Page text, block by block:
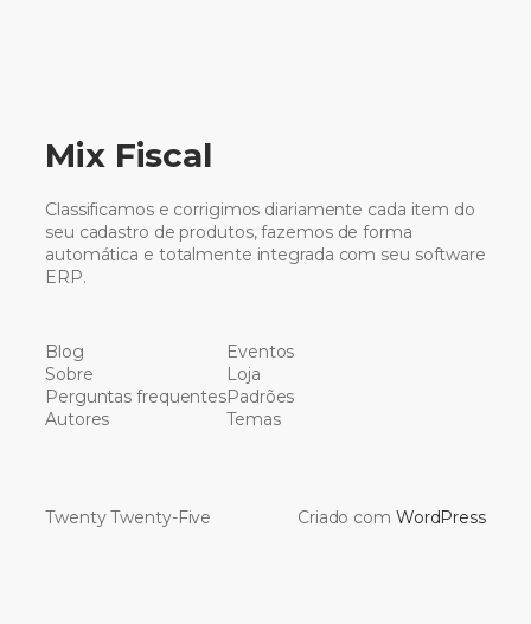
Mix Fiscal
Classificamos e corrigimos diariamente cada item do
seu cadastro de produtos, fazemos de forma
automática e totalmente integrada com seu software
ERP.
Blog
Sobre
Perguntas frequentes
Autores
Eventos
Loja
Padrões
Temas
Twenty Twenty-Five Criado com WordPress